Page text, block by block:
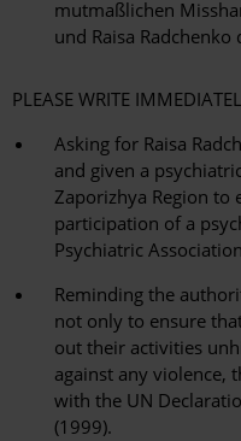
mutmaßlichen
und Raisa
PLEASE WRITE
Asking for Raisa
and given a
Zaporizhya Region
participation of a
Psychiatric
Reminding the
not only to ensure
out their activities
against any violence,
with the UN
(1999).